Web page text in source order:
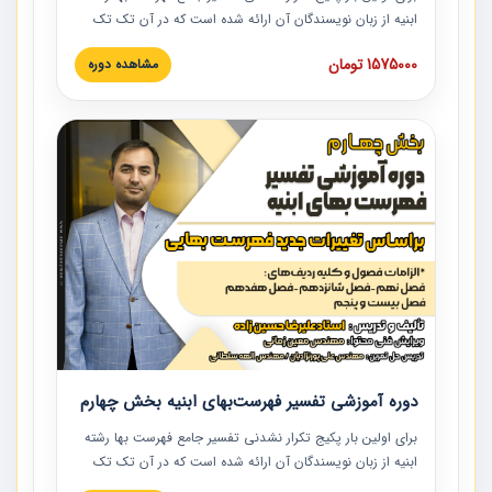
ابنیه از زبان نویسندگان آن ارائه شده است که در آن تک تک
ردیف ها و مطالب فهرست بها تفسیر و ارائه شده است. این
دوره به صورت کامل تصویری بوده و به همراه تصاویر عملیات
دوره با کلام مهندس علیرضاحسین‌زاده مدیر پروژه مهندسی
مشاور در امر بازنگری فهرست بها رشته ابنیه ارائه شده و به تمام
همکارانی که در حوزه صنعت ساخت در حال فعالیت هستند حتما
توصیه می کنیم از مطالب این دوره استفاده نمایند.
1575000 تومان مشاهده دوره
دوره آموزشی تفسیر فهرست‌بهای ابنیه بخش چهارم
برای اولین بار پکیج تکرار نشدنی تفسیر جامع فهرست بها رشته
ابنیه از زبان نویسندگان آن ارائه شده است که در آن تک تک
ردیف ها و مطالب فهرست بها تفسیر و ارائه شده است. این